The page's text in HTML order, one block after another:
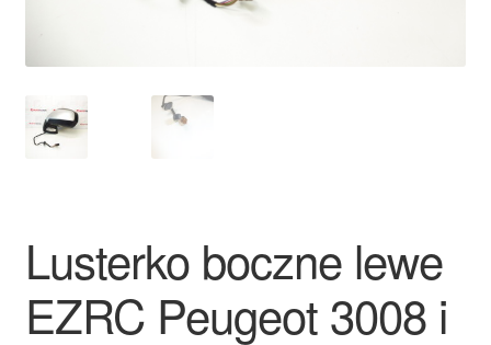
Skarga
Zamówienia
Zasady i warunki
Lusterko boczne lewe
EZRC Peugeot 3008 i